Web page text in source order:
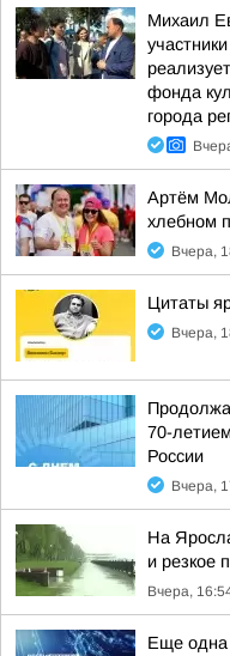
Михаил
фонда
города
Артём
хлебном
Вчера,
Цитаты
Вчера,
70-
России
Вчера,
На
и резкое
Вчера,
Еще одна